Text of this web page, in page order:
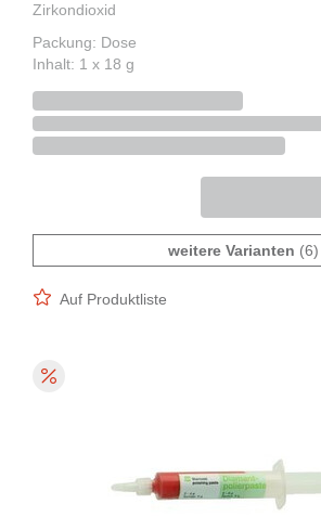
Zirkondioxid
Packung: Dose
Inhalt: 1 x 18 g
weitere Varianten (6)
Auf Produktliste